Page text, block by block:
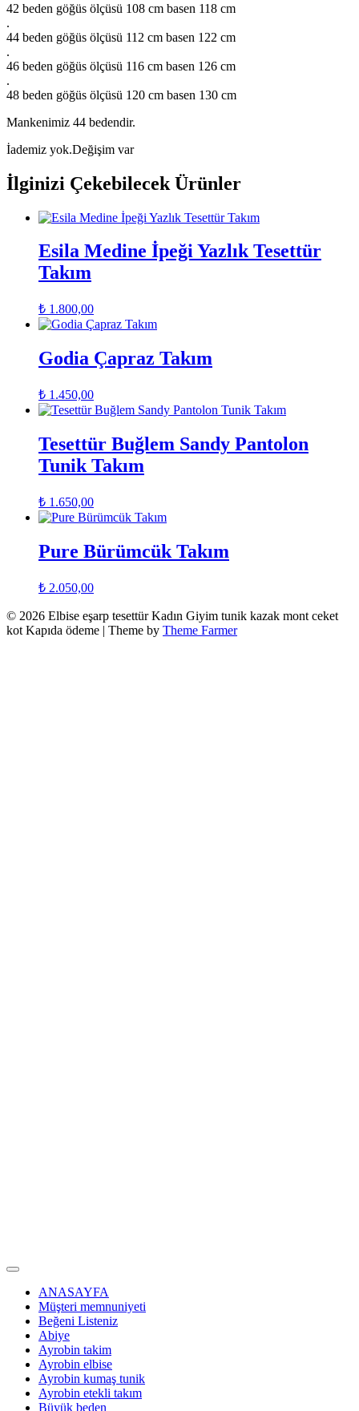
42 beden göğüs ölçüsü 108 cm basen 118 cm
.
44 beden göğüs ölçüsü 112 cm basen 122 cm
.
46 beden göğüs ölçüsü 116 cm basen 126 cm
.
48 beden göğüs ölçüsü 120 cm basen 130 cm
Mankenimiz 44 bedendir.
İademiz yok.Değişim var
İlginizi Çekebilecek Ürünler
Esila Medine İpeği Yazlık Tesettür
Takım
₺ 1.800,00
Godia Çapraz Takım
₺ 1.450,00
Tesettür Buğlem Sandy Pantolon
Tunik Takım
₺ 1.650,00
Pure Bürümcük Takım
₺ 2.050,00
© 2026 Elbise eşarp tesettür Kadın Giyim tunik kazak mont ceket
kot Kapıda ödeme | Theme by Theme Farmer
ANASAYFA
Müşteri memnuniyeti
Beğeni Listeniz
Abiye
Ayrobin takim
Ayrobin elbise
Ayrobin kumaş tunik
Ayrobin etekli takım
Büyük beden